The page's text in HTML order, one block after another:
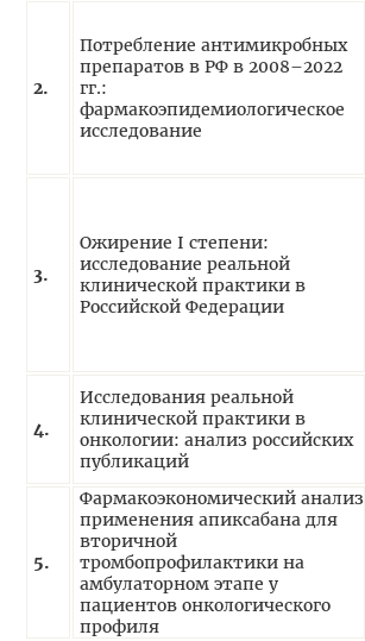
2.
Потребление антимикробных
препаратов в РФ в 2008–2022
гг.:
фармакоэпидемиологическое
исследование
3.
Ожирение I степени:
исследование реальной
клинической практики в
Российской Федерации
4.
Исследования реальной
клинической практики в
онкологии: анализ российских
публикаций
5.
Фармакоэкономический анализ
применения апиксабана для
вторичной
тромбопрофилактики на
амбулаторном этапе у
пациентов онкологического
профиля